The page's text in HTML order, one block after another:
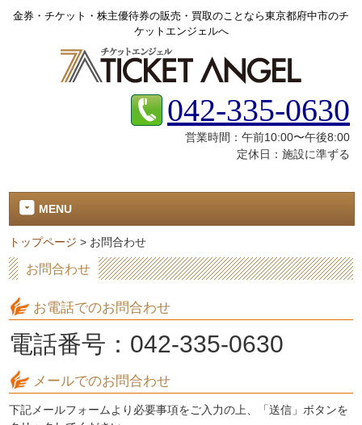
金券・チケット・株主優待券の販売・買取のことなら東京都府中市のチ
ケットエンジェルへ
042-335-0630
営業時間：午前10:00〜午後8:00
定休日：施設に準ずる
MENU
トップページ > お問合わせ
お問合わせ
お電話でのお問合わせ
電話番号：042-335-0630
メールでのお問合わせ
下記メールフォームより必要事項をご入力の上、「送信」ボタンを